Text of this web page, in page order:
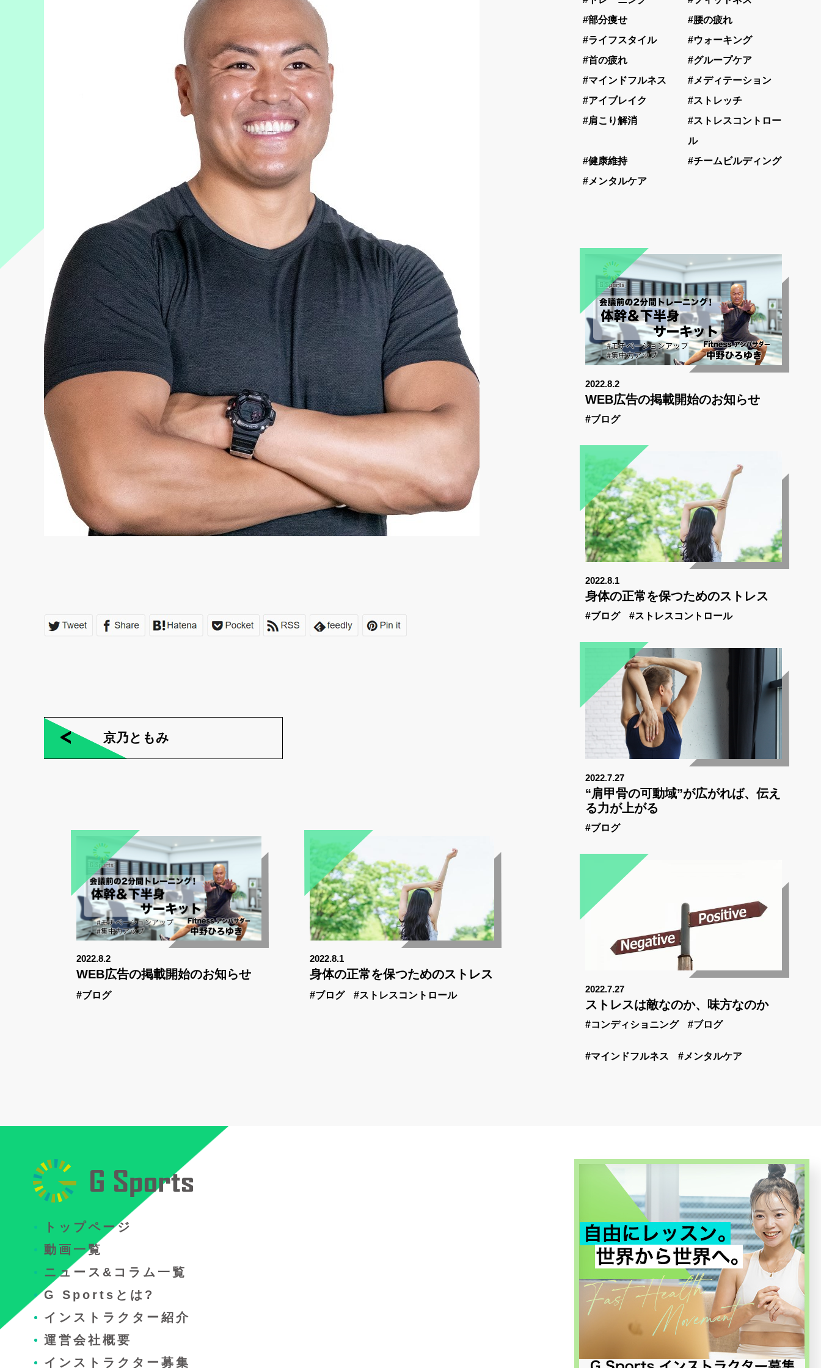
京乃ともみ
2022.8.2
WEB広告の掲載開始のお知らせ
#ブログ
2022.8.1
身体の正常を保つためのストレス
#ブログ #ストレスコントロール
#部分痩せ
#腰の疲れ
#ライフスタイル
#ウォーキング
#首の疲れ
#グループケア
#マインドフルネス
#メディテーション
#アイブレイク
#ストレッチ
#肩こり解消
#ストレスコントロー
ル
#健康維持
#チームビルディング
#メンタルケア
2022.8.2
WEB広告の掲載開始のお知らせ
#ブログ
2022.8.1
身体の正常を保つためのストレス
#ブログ #ストレスコントロール
2022.7.27
“肩甲骨の可動域”が広がれば、伝え
る力が上がる
#ブログ
2022.7.27
ストレスは敵なのか、味方なのか
#コンディショニング #ブログ
#マインドフルネス #メンタルケア
トップページ
動画一覧
ニュース&コラム一覧
G Sportsとは?
インストラクター紹介
運営会社概要
インストラクター募集